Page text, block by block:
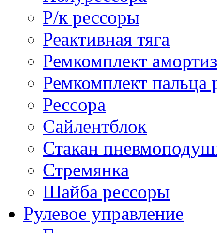
Р/к рессоры
Реактивная тяга
Ремкомплект
Ремкомплект пальца
Рессора
Сайлентблок
Стакан
Стремянка
Шайба рессоры
Рулевое управление